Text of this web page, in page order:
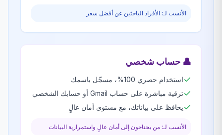
الأنسب لـ: الأفراد الباحثين عن أفضل سعر
👤 حساب شخصي
استخدام حصري 100%، مسجّل باسمك
ترقية مباشرة على حساب Gmail أو حسابك الشخصي
يحافظ على بياناتك، مع مستوى أمان عالٍ
الأنسب لـ: من يحتاجون إلى أمان عالٍ واستمرارية البيانات